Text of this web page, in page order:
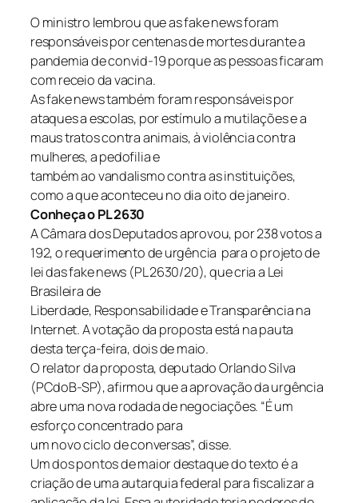
O ministro lembrou que as fake news foram
responsáveis por centenas de mortes durante a
pandemia de convid-19 porque as pessoas ficaram
com receio da vacina.
As fake news também foram responsáveis por
ataques a escolas, por estímulo a mutilações e a
maus tratos contra animais, à violência contra
mulheres, a pedofilia e
também ao vandalismo contra as instituições,
como a que aconteceu no dia oito de janeiro.
Conheça o PL 2630
A Câmara dos Deputados aprovou, por 238 votos a
192, o requerimento de urgência para o projeto de
lei das fake news (PL 2630/20), que cria a Lei
Brasileira de
Liberdade, Responsabilidade e Transparência na
Internet. A votação da proposta está na pauta
desta terça-feira, dois de maio.
O relator da proposta, deputado Orlando Silva
(PCdoB-SP), afirmou que a aprovação da urgência
abre uma nova rodada de negociações. “É um
esforço concentrado para
um novo ciclo de conversas”, disse.
Um dos pontos de maior destaque do texto é a
criação de uma autarquia federal para fiscalizar a